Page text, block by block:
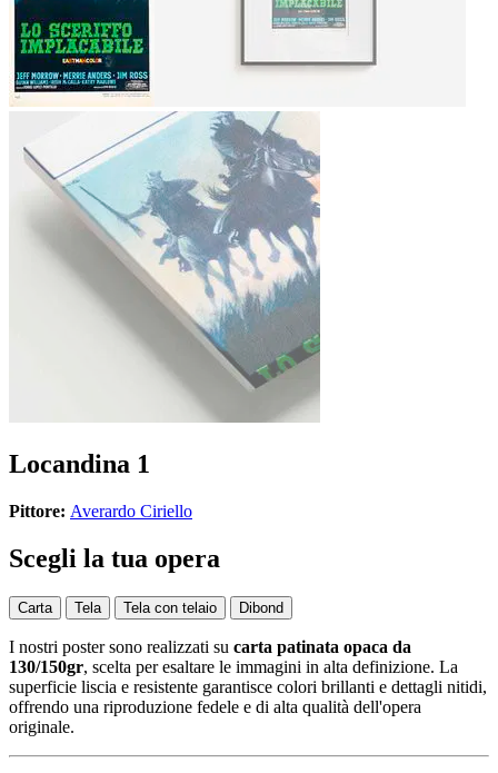
Locandina 1
Pittore: Averardo Ciriello
Scegli la tua opera
Carta Tela Tela con telaio Dibond
I nostri poster sono realizzati su carta patinata opaca da
130/150gr, scelta per esaltare le immagini in alta definizione. La
superficie liscia e resistente garantisce colori brillanti e dettagli nitidi,
offrendo una riproduzione fedele e di alta qualità dell'opera
originale.